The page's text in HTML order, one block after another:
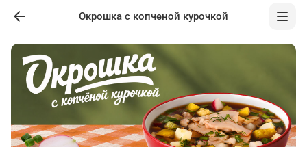
Окрошка с копченой курочкой